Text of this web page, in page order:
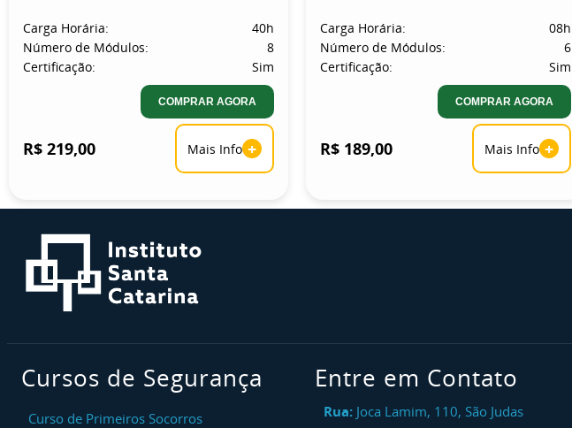
Carga Horária:
40h
Número de Módulos:
8
Certificação:
Sim
COMPRAR AGORA
R$ 219,00 Mais Info +
Carga Horária:
08h
Número de Módulos:
6
Certificação:
Sim
COMPRAR AGORA
R$ 189,00 Mais Info +
Cursos de Segurança
Curso de Primeiros Socorros
Entre em Contato
Rua: Joca Lamim, 110, São Judas